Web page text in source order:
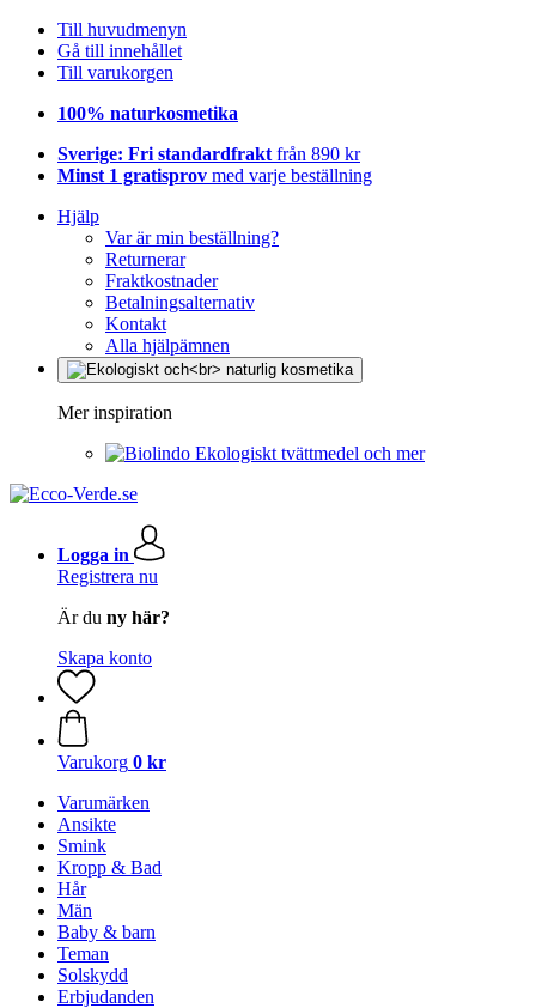
Till huvudmenyn
Gå till innehållet
Till varukorgen
100% naturkosmetika
Sverige: Fri standardfrakt från 890 kr
Minst 1 gratisprov med varje beställning
Hjälp
Var är min beställning?
Returnerar
Fraktkostnader
Betalningsalternativ
Kontakt
Alla hjälpämnen
Mer inspiration
Ekologiskt tvättmedel och mer
Logga in
Registrera nu
Är du ny här?
Skapa konto
Varukorg 0 kr
Varumärken
Ansikte
Smink
Kropp & Bad
Hår
Män
Baby & barn
Teman
Solskydd
Erbjudanden